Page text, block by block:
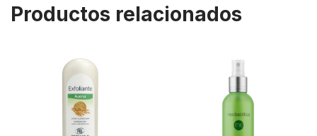
Productos relacionados